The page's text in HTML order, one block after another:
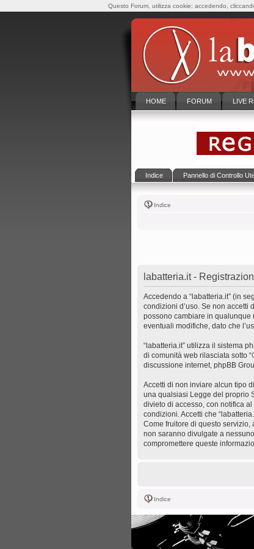
HOME FORUM LIVE
Indice Pannello di Controllo
Indice
labatteria.it -
Accedendo a “labatteria.it” (in
condizioni d’uso. Se non accetti
possono cambiare in qualunque
eventuali modifiche, dato che
“labatteria.it” utilizza il sistema
di comunità web rilasciata sotto “
discussione internet, phpBB
Accetti di non inviare alcun tipo
una qualsiasi Legge del proprio
divieto di accesso, con notifica
condizioni. Accetti che
Come fruitore di questo
non saranno divulgate a
compromettere queste
Indice
Questo Forum, utilizza cookie; accedendo,